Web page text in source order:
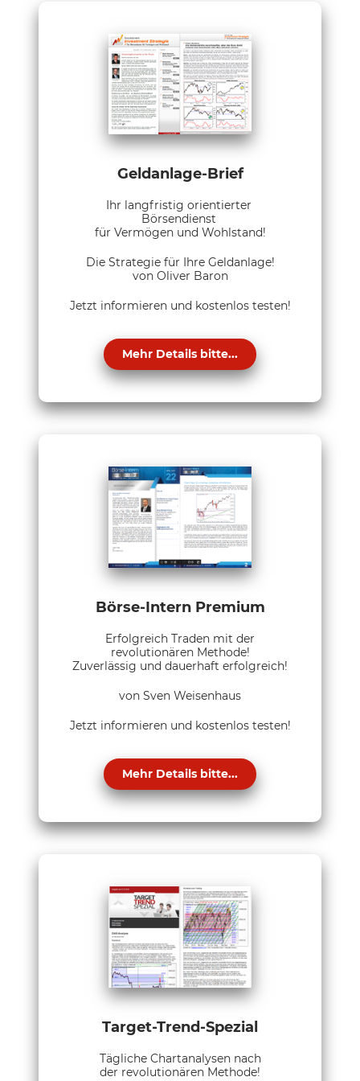
Geldanlage-Brief
Ihr langfristig orientierter
Börsendienst
für Vermögen und Wohlstand!
Die Strategie für Ihre Geldanlage!
von Oliver Baron
Jetzt informieren und kostenlos testen!
Mehr Details bitte...
Börse-Intern Premium
Erfolgreich Traden mit der
revolutionären Methode!
Zuverlässig und dauerhaft erfolgreich!
von Sven Weisenhaus
Jetzt informieren und kostenlos testen!
Mehr Details bitte...
Target-Trend-Spezial
Tägliche Chartanalysen nach
der revolutionären Methode!